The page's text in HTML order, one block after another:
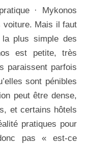
voiture. Mais il faut
plus simple des
est petite, très
paraissent parfois
sont pénibles
peut être dense,
et certains hôtels
pratiques pour
pas « est-ce